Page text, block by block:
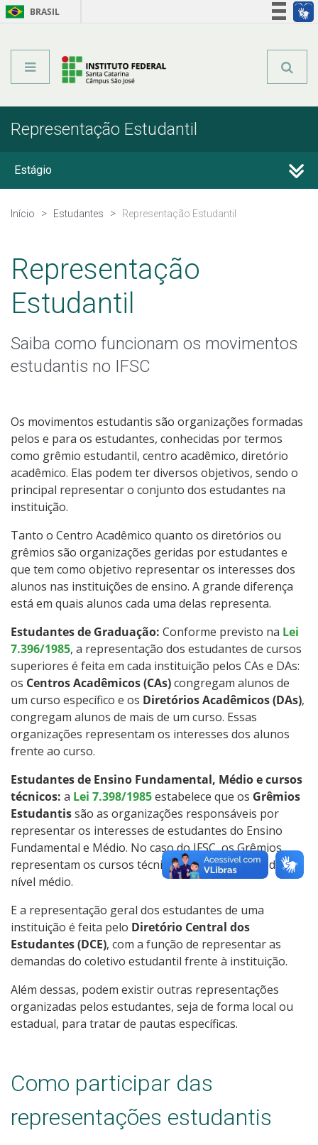
BRASIL
Representação Estudantil
Estágio
Calendário Acadêmico
Coordenação Pedagógica
Docentes e horários de atividades
Oportunidades
wiki
Assistência Estudantil
Documentos Úteis
Bibliotecas
Intercâmbio Estudantil
Representação Estudantil
Início Estudantes Representação Estudantil
Representação
Estudantil
Saiba como funcionam os movimentos
estudantis no IFSC
Os movimentos estudantis são organizações formadas
pelos e para os estudantes, conhecidas por termos
como grêmio estudantil, centro acadêmico, diretório
acadêmico. Elas podem ter diversos objetivos, sendo o
principal representar o conjunto dos estudantes na
instituição.
Tanto o Centro Acadêmico quanto os diretórios ou
grêmios são organizações geridas por estudantes e
que tem como objetivo representar os interesses dos
alunos nas instituições de ensino. A grande diferença
está em quais alunos cada uma delas representa.
Estudantes de Graduação: Conforme previsto na Lei
7.396/1985, a representação dos estudantes de cursos
superiores é feita em cada instituição pelos CAs e DAs:
os Centros Acadêmicos (CAs)congregam alunos de
um curso específico e os Diretórios Acadêmicos (DAs),
congregam alunos de mais de um curso. Essas
organizações representam os interesses dos alunos
frente ao curso.
Estudantes de Ensino Fundamental, Médio e cursos
técnicos: a Lei 7.398/1985estabelece que os Grêmios
Estudantissão as organizações responsáveis por
representar os interesses de estudantes do Ensino
Fundamental e Médio. No caso do IFSC, os Grêmios
representam os cursos técnicos, que são cursos de
nível médio.
E a representação geral dos estudantes de uma
instituição é feita pelo Diretório Central dos
Estudantes (DCE), com a função de representar as
demandas do coletivo estudantil frente à instituição.
Além dessas, podem existir outras representações
organizadas pelos estudantes, seja de forma local ou
estadual, para tratar de pautas específicas.
Como participar das
representações estudantis